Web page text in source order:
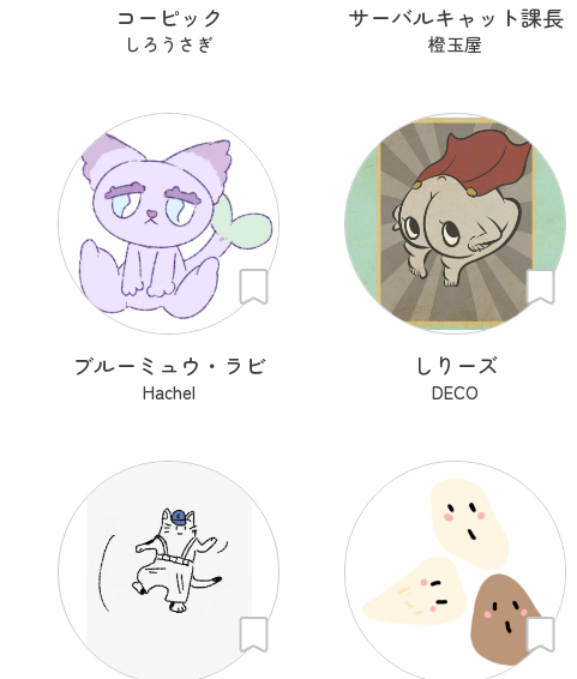
コーピック
しろうさぎ
サーバルキャット課長
橙玉屋
ブルーミュウ・ラビ
Hachel
しりーズ
DECO